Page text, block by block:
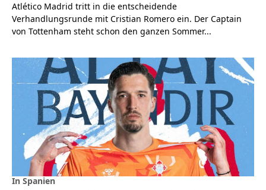
Atlético Madrid tritt in die entscheidende
Verhandlungsrunde mit Cristian Romero ein. Der Captain
von Tottenham steht schon den ganzen Sommer...
In Spanien